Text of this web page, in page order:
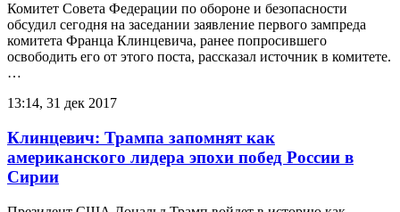
Комитет Совета Федерации по обороне и безопасности
обсудил сегодня на заседании заявление первого зампреда
комитета Франца Клинцевича, ранее попросившего
освободить его от этого поста, рассказал источник в комитете.
…
13:14, 31 дек 2017
Клинцевич: Трампа запомнят как
американского лидера эпохи побед России в
Сирии